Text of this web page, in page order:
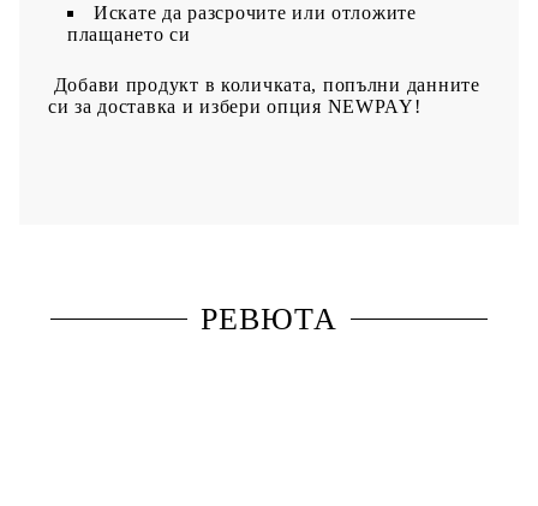
Искате да разсрочите или отложите
плащането си
Добави продукт в количката, попълни данните
си за доставка и избери опция NEWPAY!
РЕВЮТА